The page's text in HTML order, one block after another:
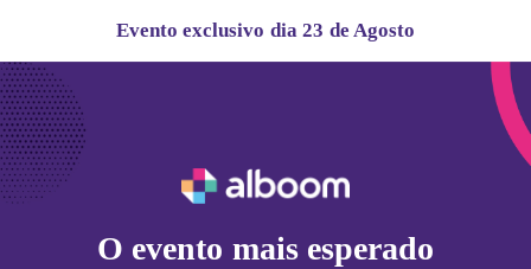
Evento exclusivo dia 23 de Agosto
O evento mais esperado